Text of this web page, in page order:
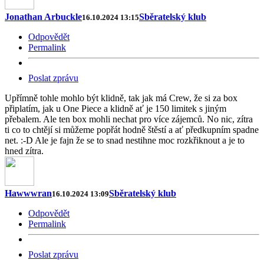
Jonathan Arbuckle16.10.2024 13:15Sběratelský klub
Odpovědět
Permalink
Poslat zprávu
Upřímně tohle mohlo být klidně, tak jak má Crew, že si za box
připlatím, jak u One Piece a klidně ať je 150 limitek s jiným
přebalem. Ale ten box mohli nechat pro více zájemců. No nic, zítra
ti co to chtějí si můžeme popřát hodně štěstí a ať předkupním spadne
net. :-D Ale je fajn že se to snad nestihne moc rozkřiknout a je to
hned zítra.
Hawwwran16.10.2024 13:09Sběratelský klub
Odpovědět
Permalink
Poslat zprávu